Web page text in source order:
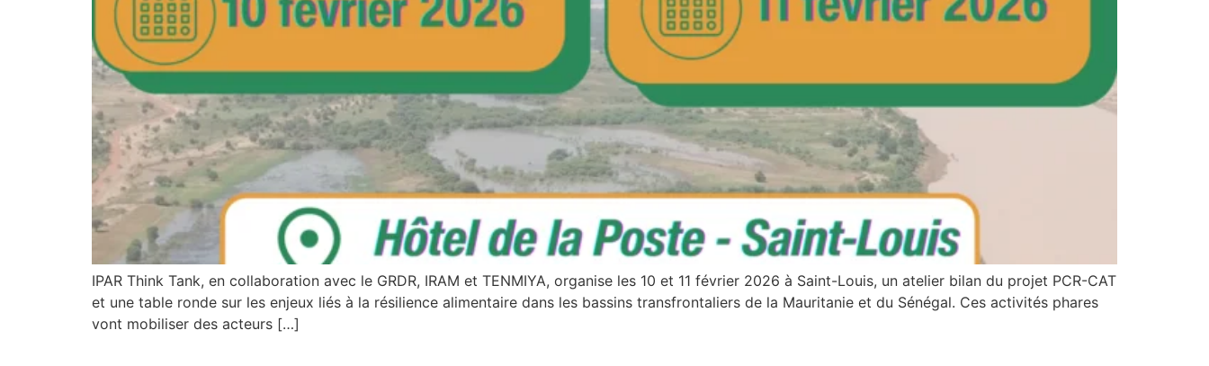
IPAR Think Tank, en collaboration avec le GRDR, IRAM et TENMIYA, organise les 10 et 11 février 2026 à Saint-Louis, un atelier bilan du projet PCR-CAT
et une table ronde sur les enjeux liés à la résilience alimentaire dans les bassins transfrontaliers de la Mauritanie et du Sénégal. Ces activités phares
vont mobiliser des acteurs […]